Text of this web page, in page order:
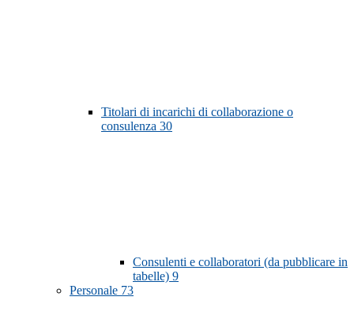
Titolari di incarichi di collaborazione o
consulenza 30
Consulenti e collaboratori (da pubblicare in
tabelle) 9
Personale 73